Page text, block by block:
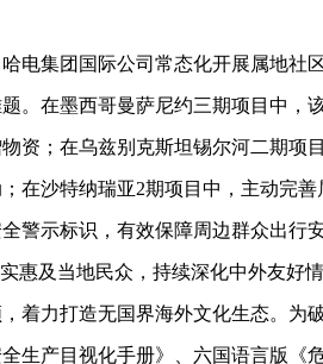
电集团国际公司常态化开展属地社
。在墨西哥曼萨尼约三期项目中，
资；在乌兹别克斯坦锡尔河二期项
在沙特纳瑞亚2期项目中，主动完善
警示标识，有效保障周边群众出行
惠及当地民众，持续深化中外友好情
着力打造无国界海外文化生态。为
生产目视化手册》、六国语言版《